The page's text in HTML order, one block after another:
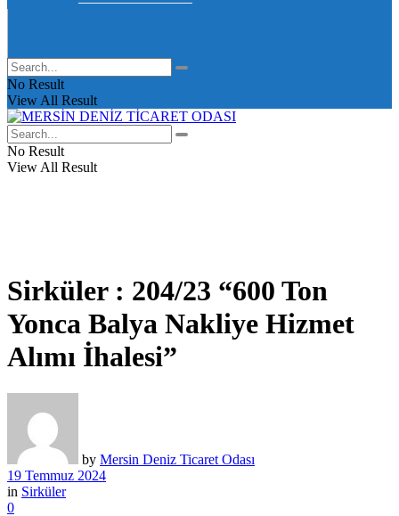
No Result
View All Result
No Result
View All Result
Sirküler : 204/23 “600 Ton
Yonca Balya Nakliye Hizmet
Alımı İhalesi”
by Mersin Deniz Ticaret Odası
19 Temmuz 2024
in Sirküler
0